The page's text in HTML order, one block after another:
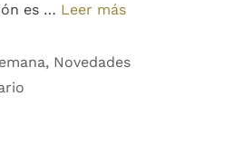
es … Leer más
, Novedades